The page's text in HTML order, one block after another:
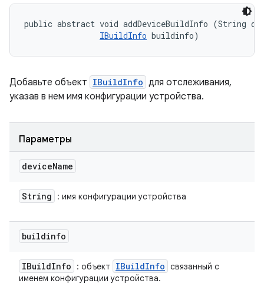
public abstract void addDeviceBuildInfo (String
IBuildInfo buildinfo)
Добавьте объект IBuildInfo для отслеживания,
указав в нем имя конфигурации устройства.
Параметры
deviceName
String : имя конфигурации устройства
buildinfo
IBuildInfo : объект IBuildInfo связанный с
именем конфигурации устройства.